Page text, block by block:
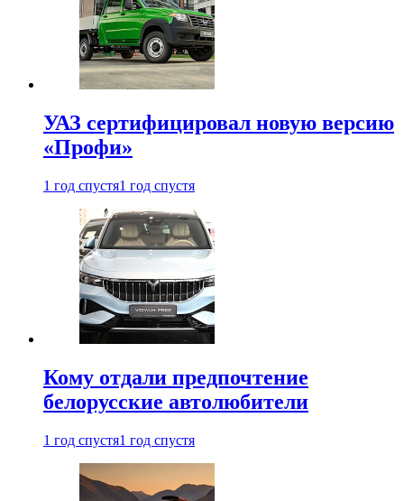
УАЗ сертифицировал новую версию
«Профи»
1 год спустя1 год спустя
Кому отдали предпочтение
белорусские автолюбители
1 год спустя1 год спустя